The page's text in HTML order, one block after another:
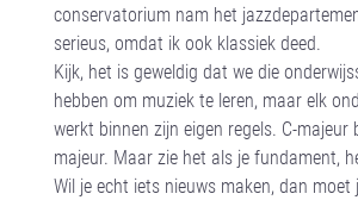
conservatorium nam het
serieus, omdat ik ook klassiek deed.
Kijk, het is geweldig dat we die
hebben om muziek te leren, maar elk
werkt binnen zijn eigen regels. C-majeur
majeur. Maar zie het als je fundament,
Wil je echt iets nieuws maken, dan moet